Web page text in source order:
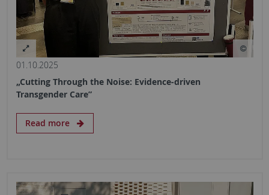
01.10.2025
„Cutting Through the Noise: Evidence-driven
Transgender Care”
Read more